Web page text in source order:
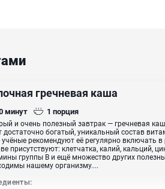
гречневая каша
минут 1 порция
и очень полезный завтрак — гречневая
достаточно богатый, уникальный состав
рекомендуют её регулярно включать в
присутствуют: клетчатка, калий, кальций,
группы В и ещё множество других
нашему организму....